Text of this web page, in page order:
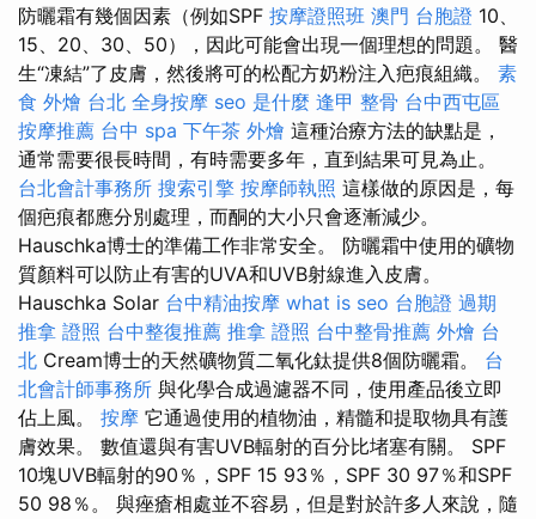
防曬霜有幾個因素（例如SPF 按摩證照班 澳門 台胞證 10、
15、20、30、50），因此可能會出現一個理想的問題。 醫
生“凍結”了皮膚，然後將可的松配方奶粉注入疤痕組織。 素
食 外燴 台北 全身按摩 seo 是什麼 逢甲 整骨 台中西屯區
按摩推薦 台中 spa 下午茶 外燴 這種治療方法的缺點是，
通常需要很長時間，有時需要多年，直到結果可見為止。
台北會計事務所 搜索引擎 按摩師執照 這樣做的原因是，每
個疤痕都應分別處理，而酮的大小只會逐漸減少。
Hauschka博士的準備工作非常安全。 防曬霜中使用的礦物
質顏料可以防止有害的UVA和UVB射線進入皮膚。
Hauschka Solar 台中精油按摩 what is seo 台胞證 過期
推拿 證照 台中整復推薦 推拿 證照 台中整骨推薦 外燴 台
北 Cream博士的天然礦物質二氧化鈦提供8個防曬霜。 台
北會計師事務所 與化學合成過濾器不同，使用產品後立即
佔上風。 按摩 它通過使用的植物油，精髓和提取物具有護
膚效果。 數值還與有害UVB輻射的百分比堵塞有關。 SPF
10塊UVB輻射的90％，SPF 15 93％，SPF 30 97％和SPF
50 98％。 與痤瘡相處並不容易，但是對於許多人來說，隨